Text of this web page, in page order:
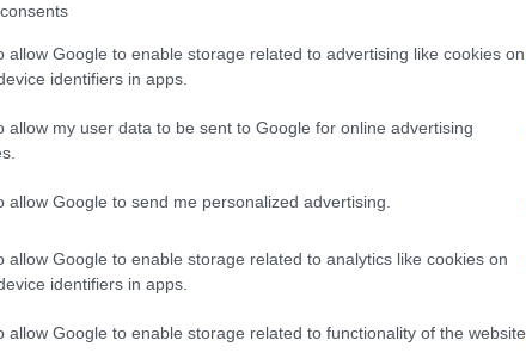
allow Google to enable storage related to advertising like cookies on
identifiers in apps.
allow my user data to be sent to Google for online advertising
allow Google to send me personalized advertising.
allow Google to enable storage related to analytics like cookies on
identifiers in apps.
allow Google to enable storage related to functionality of the website
con scadenza su piattaforme come Deribit,
contesto attuale. I dati indicano che i market
in corrispondenza di prezzi di esercizio
possono generare manovre di copertura nel
durante i rialzi dei prezzi e vendono in
delta-neutrale.
sui prezzi